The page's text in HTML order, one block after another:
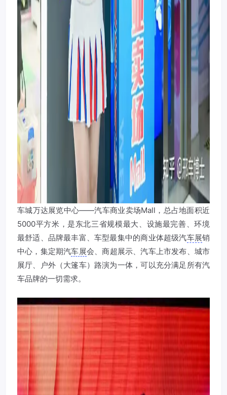
车城万达展览中心——汽车商业卖场Mall，总占地面积近
5000平方米，是东北三省规模最大、设施最完善、环境
最舒适、品牌最丰富、车型最集中的商业体超级汽车展销
中心，集定期汽车展会、商超展示、汽车上市发布、城市
展厅、户外（大篷车）路演为一体，可以充分满足所有汽
车品牌的一切需求。